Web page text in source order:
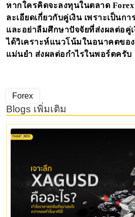
หากใครคิดจะลงทุนในตลาด Forex
ละเอียดเกี่ยวกับคู่เงิน เพราะเป็นก
และอย่าลืมศึกษาปัจจัยที่ส่งผลต่อคู่
ได้วิเคราะห์แนวโน้มในอนาคตขอ
แม่นยำ ส่งผลต่อกำไรในพอร์ตครับ
Forex
Blogs เพิ่มเติม